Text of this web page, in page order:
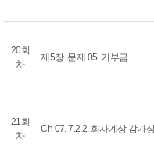
20회
차
제5장. 문제 05. 기부금
21회
차
Ch 07. 7.2.2. 회사계상 감가